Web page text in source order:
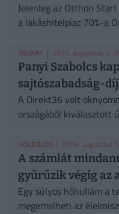
Jelenleg az Otthon
a lakáshitelpiac 70%-a
MEDIA1 | 2026. augusztus 5.
Panyi Szabolcs
sajtószabadság-
A Direkt36 volt
országából kiválasztott
HOLDBLOG | 2026. augusztus
A számlát
gyűrűzik végig az
Egy súlyos hőhullám a
megemelheti az